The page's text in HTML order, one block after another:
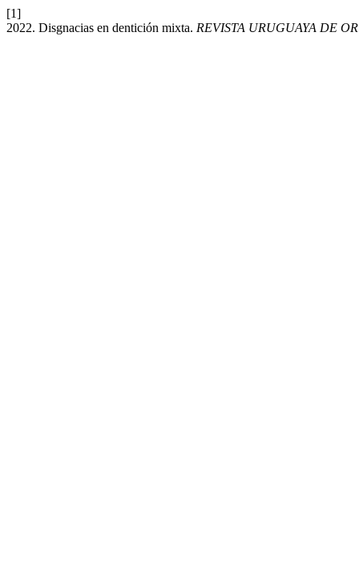
[1]
2022. Disgnacias en dentición mixta. REVISTA URUGUAYA DE